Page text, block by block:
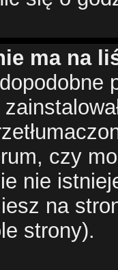
ma na
czy
nie
na
strony).